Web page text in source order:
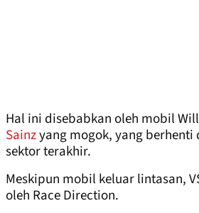
Hal ini disebabkan oleh mobil
Sainzyang mogok, yang
sektor terakhir.
Meskipun mobil keluar lintasan,
oleh Race Direction.